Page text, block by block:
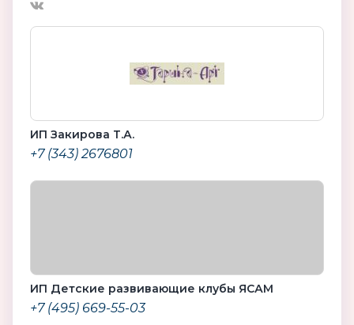
ИП Закирова Т.А.
+7 (343) 2676801
ИП Детские развивающие клубы ЯСАМ
+7 (495) 669-55-03